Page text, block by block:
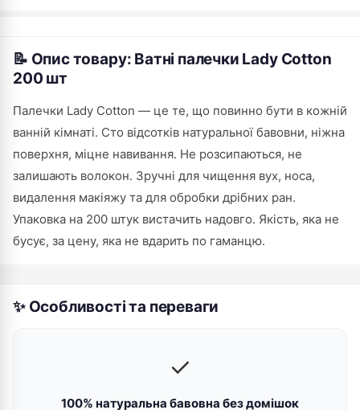
📝 Опис товару: Ватні палечки Lady Cotton
200 шт
Палечки Lady Cotton — це те, що повинно бути в кожній
ванній кімнаті. Сто відсотків натуральної бавовни, ніжна
поверхня, міцне навивання. Не розсипаються, не
залишають волокон. Зручні для чищення вух, носа,
видалення макіяжу та для обробки дрібних ран.
Упаковка на 200 штук вистачить надовго. Якість, яка не
бусує, за цену, яка не вдарить по гаманцю.
✨ Особливості та переваги
✓
100% натуральна бавовна без домішок